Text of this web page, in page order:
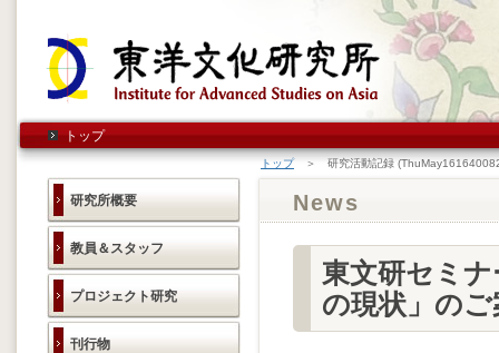
トップ
研究所概要
教員＆スタッフ
プロジェクト研究
刊行物
トップ＞ 研究活動記録
News
東文研セミ
の現状」のご